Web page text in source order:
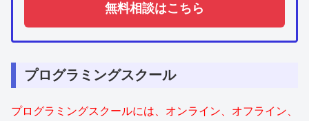
無料相談はこちら
プログラミングスクール
プログラミングスクールには、オンライン、オフライン、